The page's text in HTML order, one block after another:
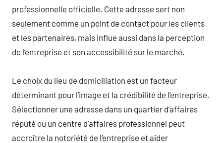
professionnelle officielle. Cette adresse sert non
seulement comme un point de contact pour les clients
et les partenaires, mais influe aussi dans la perception
de l’entreprise et son accessibilité sur le marché.
Le choix du lieu de domiciliation est un facteur
déterminant pour l’image et la crédibilité de l’entreprise.
Sélectionner une adresse dans un quartier d’affaires
réputé ou un centre d’affaires professionnel peut
accroître la notoriété de l’entreprise et aider